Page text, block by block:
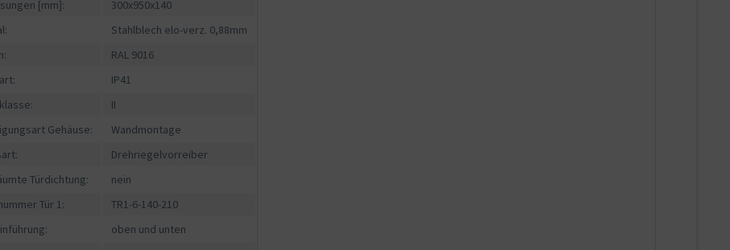
[mm]:
300x950x140
Stahlblech elo-verz. 0,88mm
RAL 9016
IP41
II
Gehäuse:
Wandmontage
Drehriegelvorreiber
Türdichtung:
nein
Tür 1:
TR1-6-140-210
oben und unten